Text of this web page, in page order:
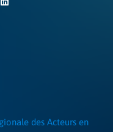
des Acteurs en